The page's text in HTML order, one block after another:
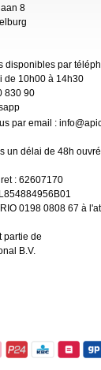
8
disponibles par
de 10h00 à 14h30
830 90
par email :
un délai de 48h
: 62607170
0198 0808 67 à
partie de
B.V.